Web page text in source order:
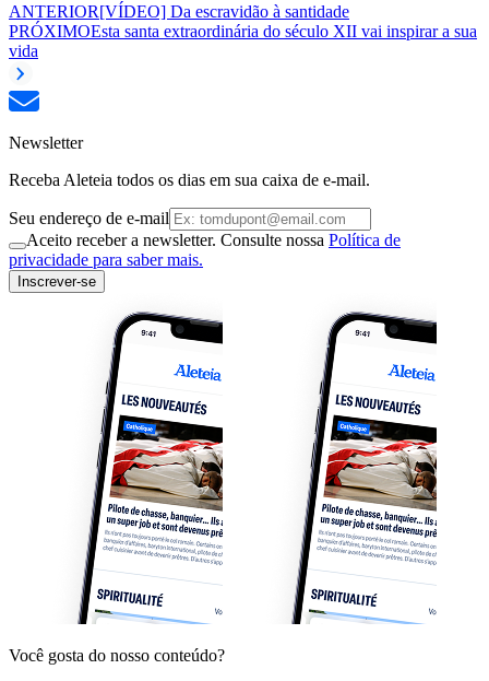
ANTERIOR[VÍDEO] Da escravidão à santidade
PRÓXIMOEsta santa extraordinária do século XII vai inspirar a sua
vida
Newsletter
Receba Aleteia todos os dias em sua caixa de e-mail.
Seu endereço de e-mail
Aceito receber a newsletter. Consulte nossa Política de
privacidade para saber mais.
Inscrever-se
Você gosta do nosso conteúdo?